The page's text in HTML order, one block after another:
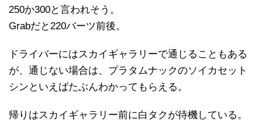
250か300と言われそう。
Grabだと220バーツ前後。
ドライバーにはスカイギャラリーで通じることもある
が、通じない場合は、プラタムナックのソイカセット
シンといえばたぶんわかってもらえる。
帰りはスカイギャラリー前に白タクが待機している。